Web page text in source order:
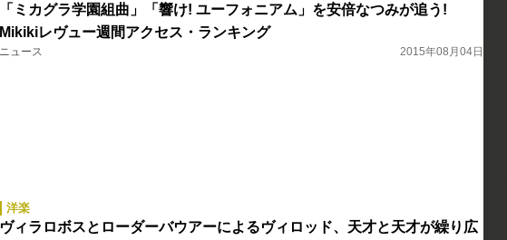
「ミカグラ学園組曲」「響け! ユーフォニアム」を安倍なつみが追う!
Mikikiレヴュー週間アクセス・ランキング
ニュース 2015年08月04日
洋楽
ヴィラロボスとローダーバウアーによるヴィロッド、天才と天才が繰り広